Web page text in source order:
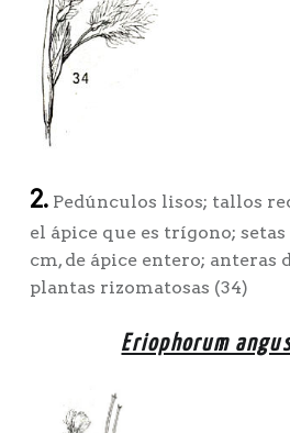
2.Pedúnculos lisos; tallos
el ápice que es trígono; setas
cm, de ápice entero; anteras
plantas rizomatosas (34)
Eriophorum